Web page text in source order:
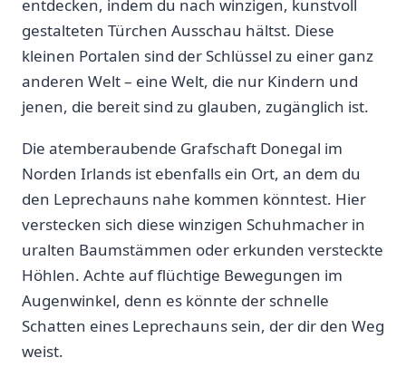
entdecken, indem du nach winzigen, kunstvoll
⁢gestalteten Türchen Ausschau hältst. Diese​
kleinen ⁣Portalen⁤ sind der Schlüssel​ zu einer ganz
anderen⁣ Welt⁢ – eine Welt, die nur⁣ Kindern und
jenen, die bereit sind ‌zu glauben, zugänglich ist.
Die atemberaubende Grafschaft Donegal im
Norden Irlands ist ebenfalls ein ⁣Ort, an dem‍ du
den Leprechauns nahe kommen könntest. Hier
verstecken sich diese ⁢winzigen Schuhmacher in
uralten Baumstämmen oder erkunden versteckte
⁤Höhlen. Achte auf flüchtige Bewegungen im
Augenwinkel, denn es könnte der schnelle⁢
Schatten eines ⁢Leprechauns sein, der⁢ dir den Weg
‌weist.